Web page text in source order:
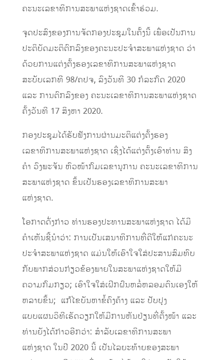
ຄະນະເລຂາທິການສະພາແຫ່ງຊາດເຂົ້າຮ່ວມ.
ຈຸດປະສົງຂອງການຈັດກອງປະຊຸມໃນຄັ້ງນີ້ ເພື່ອເປັນການ
ປະຕິບັດມະຕິຕົກລົງຂອງຄະນະປະຈໍາສະພາແຫ່ງຊາດ ວ່າ
ດ້ວຍການແຕ່ງຕັ້ງຮອງເລຂາທິການສະພາແຫ່ງຊາດ
ສະບັບເລກທີ 98/ຄປຈ, ລົງວັນທີ 30 ກໍລະກົດ 2020
ແລະ ການຕົກລົງຂອງ ຄະນະເລຂາທິການສະພາແຫ່ງຊາດ
ຄັ້ງວັນທີ 17 ສິງຫາ 2020.
ກອງປະຊຸມໄດ້ຮັບຟັງການຜ່ານມະຕິແຕ່ງຕັ້ງຮອງ
ເລຂາທິການສະພາແຫ່ງຊາດ ເຊິ່ງໄດ້ແຕ່ງຕັ້ງເອົາທ່ານ ສິງ
ຄໍາ ວົງພະຈັນ ຫົວໜ້າກົມເລຂານຸການ ຄະນະເລຂາທິການ
ສະພາແຫ່ງຊາດ ຂຶ້ນເປັນຮອງເລຂາທິການສະພາ
ແຫ່ງຊາດ.
ໂອກາດດັ່ງກ່າວ ທ່ານຮອງປະທານສະພາແຫ່ງຊາດ ໄດ້ມີ
ຄໍາເຫັນຊີ້ນໍາວ່າ: ການເປັນເສນາທິການທີ່ດີໃຫ້ແກ່ຄະນະ
ປະຈໍາສະພາແຫ່ງຊາດ ແມ່ນໃຫ້ເອົາໃຈໃສ່ປະສານສົມທົບ
ກັບພາກສ່ວນກ່ຽວຂ້ອງພາຍໃນສະພາແຫ່ງຊາດໃຫ້ມີ
ຄວາມກົມກຽວ; ເອົາໃຈໃສ່ເຝິກຝົນຫລໍ່ຫລອມຕົນເອງໃຫ້
ຫລາຍຂຶ້ນ; ແກ້ໄຂບັນຫາຂໍ້ຄົງຄ້າງ ແລະ ປັບປຸງ
ແບບແຜນວິທີເຮັດວຽກໃຫ້ມີການຫັນປ່ຽນທີ່ຕັ້ງໜ້າ ແລະ
ທ່ານຍັງໄດ້ກ່າວອີກວ່າ: ສໍາລັບເລຂາທິການສະພາ
ແຫ່ງຊາດ ໃນປີ 2020 ນີ້ ເປັນໄລຍະທ້າຍຂອງສະພາ